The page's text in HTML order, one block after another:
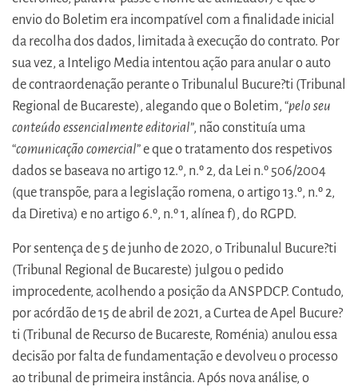
envio do Boletim era incompatível com a finalidade inicial
da recolha dos dados, limitada à execução do contrato. Por
sua vez, a Inteligo Media intentou ação para anular o auto
de contraordenação perante o Tribunalul Bucure?ti (Tribunal
Regional de Bucareste), alegando que o Boletim, “pelo seu
conteúdo essencialmente editorial”, não constituía uma
“comunicação comercial” e que o tratamento dos respetivos
dados se baseava no artigo 12.º, n.º 2, da Lei n.º 506/2004
(que transpõe, para a legislação romena, o artigo 13.º, n.º 2,
da Diretiva) e no artigo 6.º, n.º 1, alínea f), do RGPD.
Por sentença de 5 de junho de 2020, o Tribunalul Bucure?ti
(Tribunal Regional de Bucareste) julgou o pedido
improcedente, acolhendo a posição da ANSPDCP. Contudo,
por acórdão de 15 de abril de 2021, a Curtea de Apel Bucure?
ti (Tribunal de Recurso de Bucareste, Roménia) anulou essa
decisão por falta de fundamentação e devolveu o processo
ao tribunal de primeira instância. Após nova análise, o